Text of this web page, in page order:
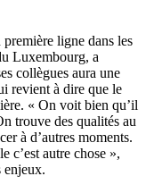
ligne dans les
Luxembourg, a
collègues aura une
revient à dire que le
« On voit bien qu’il
trouve des qualités au
à d’autres moments.
c’est autre chose »,
enjeux.